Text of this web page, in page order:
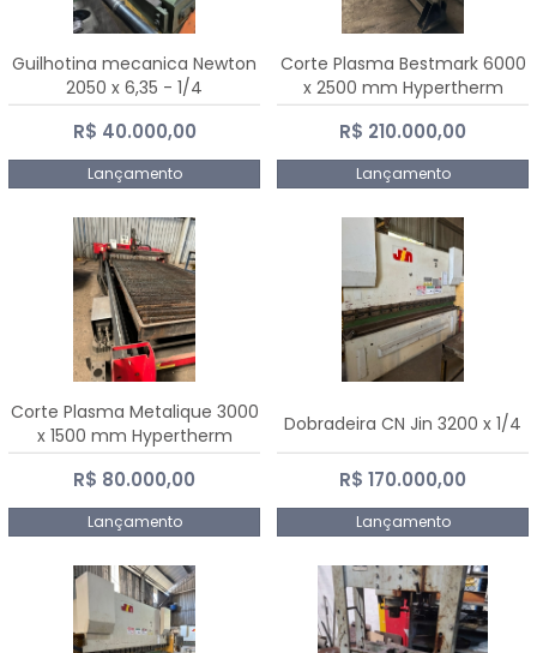
Guilhotina mecanica Newton
2050 x 6,35 - 1/4
R$ 40.000,00
Lançamento
Corte Plasma Bestmark 6000
x 2500 mm Hypertherm
MaxPro 200
R$ 210.000,00
Lançamento
Corte Plasma Metalique 3000
x 1500 mm Hypertherm
Powermax 45 xp
R$ 80.000,00
Lançamento
Dobradeira CN Jin 3200 x 1/4
R$ 170.000,00
Lançamento